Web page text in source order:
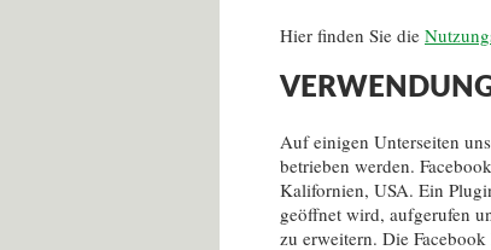
Hier finden Sie die
Auf einigen Unterseiten
betrieben werden.
Kalifornien, USA. Ein
geöffnet wird, aufgerufen
zu erweitern. Die